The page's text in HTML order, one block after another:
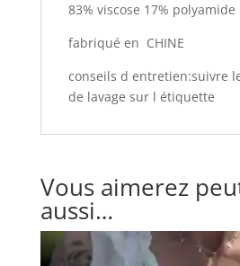
83% viscose 17% polyamide
fabriqué en CHINE
conseils d entretien:suivre
de lavage sur l étiquette
Vous aimerez
aussi…